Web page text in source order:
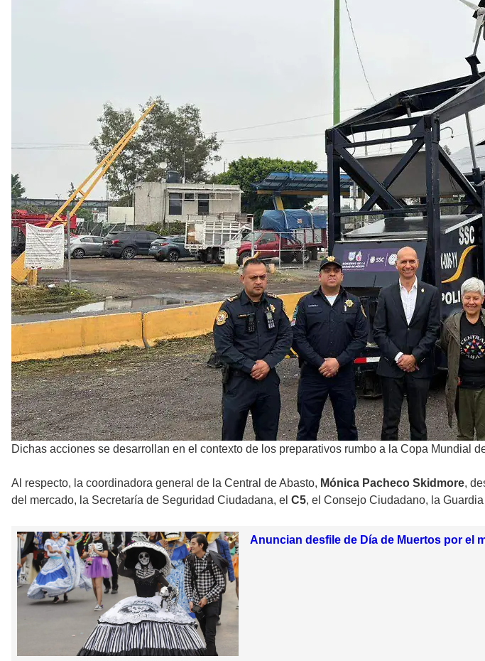
Dichas acciones se desarrollan en el contexto de los preparativos rumbo a la Copa Mundial
Al respecto, la coordinadora general de la Central de Abasto, Mónica Pacheco Skidmore,
del mercado, la Secretaría de Seguridad Ciudadana, el C5, el Consejo Ciudadano, la
Anuncian desfile de Día de Muertos por el